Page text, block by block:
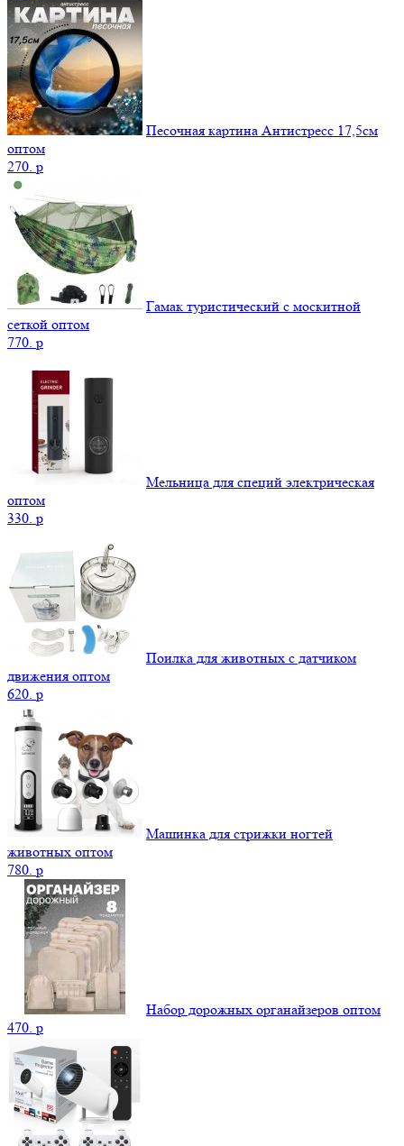
Песочная картина Антистресс 17,5см
оптом
270. p
Гамак туристический с москитной
сеткой оптом
770. p
Мельница для специй электрическая
оптом
330. p
Поилка для животных с датчиком
движения оптом
620. p
Машинка для стрижки ногтей
животных оптом
780. p
Набор дорожных органайзеров оптом
470. p